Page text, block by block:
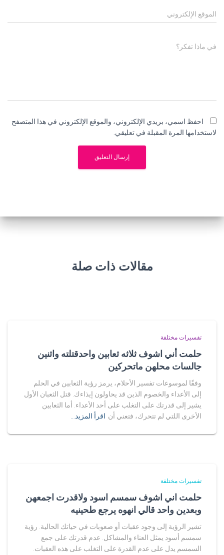
الموقع الإلكتروني
في ماذا تفكر؟
احفظ اسمي، بريدي الإلكتروني، والموقع الإلكتروني في هذا المتصفح
لاستخدامها المرة المقبلة في تعليقي.
مقالات ذات صلة
تفسيرات مختلفة
حلمت أني اشوف ثلاثه ثعابين واحدقتلته واثنين
جالسات محلهن ماتحركين
وفقًا لموسوعات تفسير الأحلام، يرمز رؤية الثعابين في الحلم
إلى الأعداء والخصوم الذين قد يحاولون إيذاءك. قتل الثعبان الأول
يشير إلى قدرتك على التغلب على أحد الأعداء. أما الثعابين
الأخرى اللتي لم تتحرك، فتعني أن اقرأ المزيد…
تفسيرات مختلفة
حلمت اني اشوف سمسم اسود ولاقدرت اجمعهن
وبعدين واحد قالي انهوه يرجع طحينيه
تشير الرؤية إلى وجود عقبات أو صعوبات في حياتك الحالية. رؤية
سمسم أسود يمثل العناء والمشاكل. عدم قدرتك على جمع
السمسم يدل على عدم القدرة على التغلب على هذه العقبات.